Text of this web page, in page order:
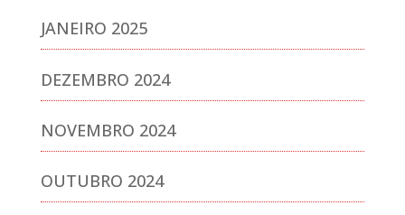
JANEIRO 2025
DEZEMBRO 2024
NOVEMBRO 2024
OUTUBRO 2024